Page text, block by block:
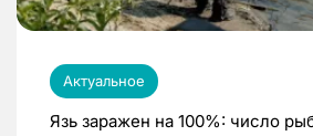
Актуальное
Язь заражен на 100%: число